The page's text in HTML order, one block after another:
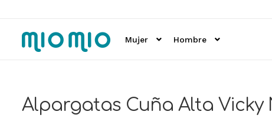
a
la
al
contenido
Mujer Hombre
Alpargatas Cuña Alta Vicky